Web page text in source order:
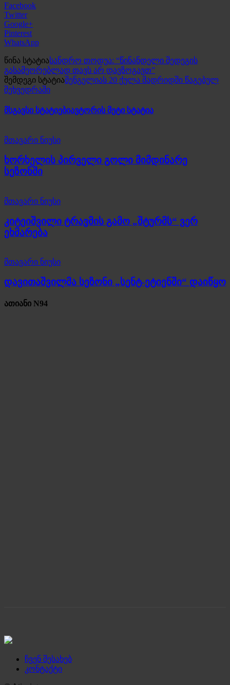
Facebook
Twitter
Google+
Pinterest
WhatsApp
წინა სტატიასანდრო თოდუა: “წინანდელი შედეგის
გასამეორებლად თავს არ დავზოგავთ”
შემდეგი სტატიაშენგელიას 20 ქულა მადრიდში წაგებულ
შეხვედრაში
მსგავსი სტატიებიავტორის მეტი სტატია
მთავარი ნიუსი
ხორხელის პირველი გოლი მიმდინარე
სეზონში
მთავარი ნიუსი
კიტეიშვილი ტრავმის გამო „შტურმს“ ვერ
ეხმარება
მთავარი ნიუსი
დავითაშვილმა სეზონი „სენტ-ეტიენში“ დაიწყო
ათიანი N94
ჩვენ შესახებ
კონტაქტი